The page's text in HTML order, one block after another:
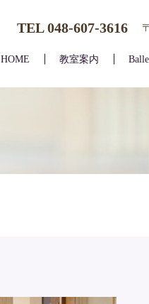
HOME 教室案内
TEL 048-607-3616